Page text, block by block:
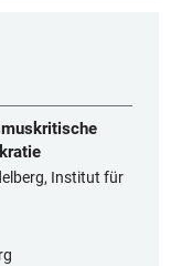
Institut für